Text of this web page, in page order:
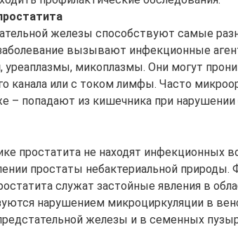
железы способствуют самые
вызывают инфекционные
уреаплазмы, микоплазмы. Они могут
канала или с током лимфы. Часто
– попадают из кишечника при нарушении
простатита не находят инфекционных
простаты небактериальной природы.
служат застойные явления в
нарушением микроциркуляции в
железы и в семенных